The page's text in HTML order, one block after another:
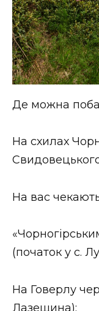
Де можна
На схилах
На вас
(початок у с.
На Говерлу
Лазещина);